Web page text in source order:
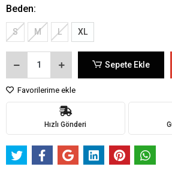
Beden:
S M L XL
Sepete Ekle
Favorilerime ekle
Hızlı Gönderi